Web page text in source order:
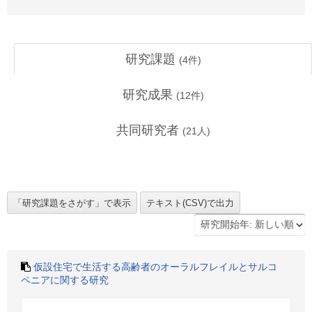
研究課題 (4件)
研究成果 (12件)
共同研究者 (21 人)
仮設住宅で生活する高齢者のオーラルフレイルとサルコ
ペニアに関する研究